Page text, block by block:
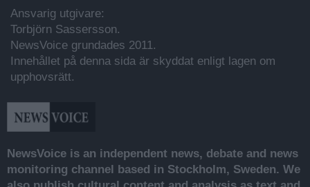
Ansvarig utgivare:
Torbjörn Sassersson.
NewsVoice grundades 2011.
Innehållet på denna sida är skyddat enligt lagen om
upphovsrätt.
NewsVoice is an independent news, debate and news
monitoring channel based in Stockholm, Sweden. We